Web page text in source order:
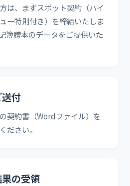
は、まずスポット契約（ハイ
ー特則付き）を締結いたしま
簿謄本のデータをご提供いた
付
契約書（Wordファイル）を
ださい。
の受領